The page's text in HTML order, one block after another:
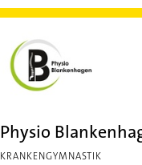
Physio
KRANKENGYMNASTIK